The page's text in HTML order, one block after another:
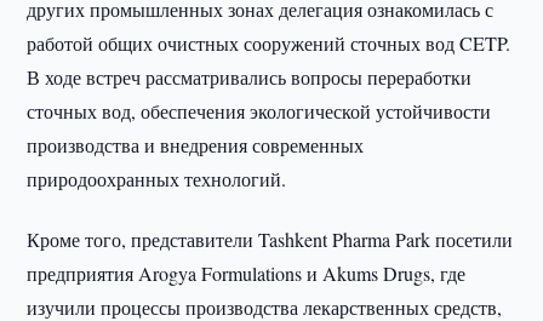
других промышленных зонах делегация ознакомилась с
работой общих очистных сооружений сточных вод CETP.
В ходе встреч рассматривались вопросы переработки
сточных вод, обеспечения экологической устойчивости
производства и внедрения современных
природоохранных технологий.
Кроме того, представители Tashkent Pharma Park посетили
предприятия Arogya Formulations и Akums Drugs, где
изучили процессы производства лекарственных средств,